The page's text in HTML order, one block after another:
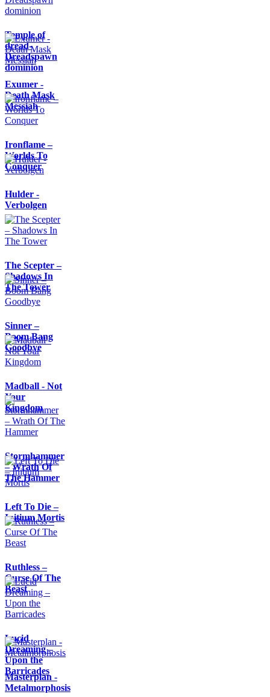
Temple of
dread-
Dreadspawn
dominion
Exumer -
Death Mask
Messiah
Ironflame –
Worlds To
Conquer
Hulder -
Verbolgen
The Scepter –
Shadows In
The Tower
Sinner –
Boom Bang
Goodbye
Madball - Not
Your
Kingdom
Stormhammer
– Wrath Of
The Hammer
Left To Die –
Initium Mortis
Ruthless –
Curse Of The
Beast
Lucid
Dreaming –
Upon the
Barricades
Masterplan -
Metalmorphosis